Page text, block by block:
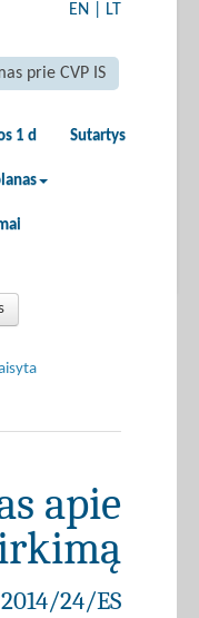
EN LT
prie CVP IS
1 d Sutartys
apie
24/ES